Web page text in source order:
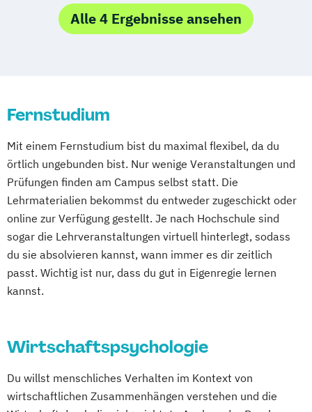
Studienzentrum Hamburg Logistik-Bachelor
Wiesbaden Regenstauf Dresden
Hoyerswerda Magdeburg Ostfildern
Empowerment
Psychosoziale Beratung in Sozialer Arbeit
Alle 4 Ergebnisse ansehen
Fernstudium
Mit einem Fernstudium bist du maximal flexibel, da du
örtlich ungebunden bist. Nur wenige Veranstaltungen und
Prüfungen finden am Campus selbst statt. Die
Lehrmaterialien bekommst du entweder zugeschickt oder
online zur Verfügung gestellt. Je nach Hochschule sind
sogar die Lehrveranstaltungen virtuell hinterlegt, sodass
du sie absolvieren kannst, wann immer es dir zeitlich
passt. Wichtig ist nur, dass du gut in Eigenregie lernen
kannst.
Wirtschaftspsychologie
Du willst menschliches Verhalten im Kontext von
wirtschaftlichen Zusammenhängen verstehen und die